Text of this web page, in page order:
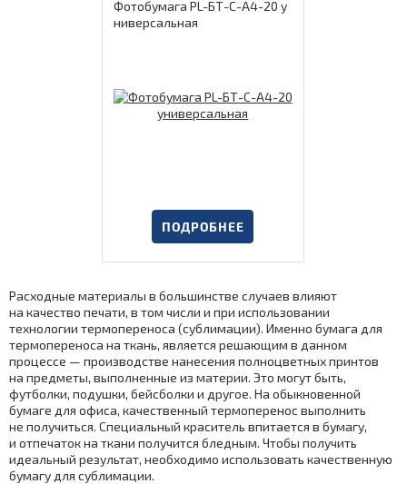
Фотобумага PL-БТ-С-А4-20 у
ниверсальная
ПОДРОБНЕЕ
Расходные материалы в большинстве случаев влияют
на качество печати, в том числи и при использовании
технологии термопереноса (сублимации). Именно бумага для
термопереноса на ткань, является решающим в данном
процессе — производстве нанесения полноцветных принтов
на предметы, выполненные из материи. Это могут быть,
футболки, подушки, бейсболки и другое. На обыкновенной
бумаге для офиса, качественный термоперенос выполнить
не получиться. Специальный краситель впитается в бумагу,
и отпечаток на ткани получится бледным. Чтобы получить
идеальный результат, необходимо использовать качественную
бумагу для сублимации.